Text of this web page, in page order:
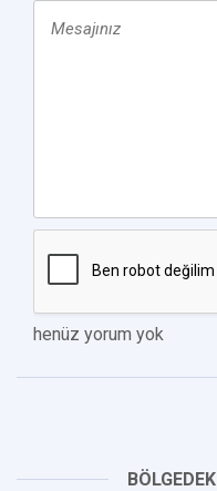
henüz yorum yok